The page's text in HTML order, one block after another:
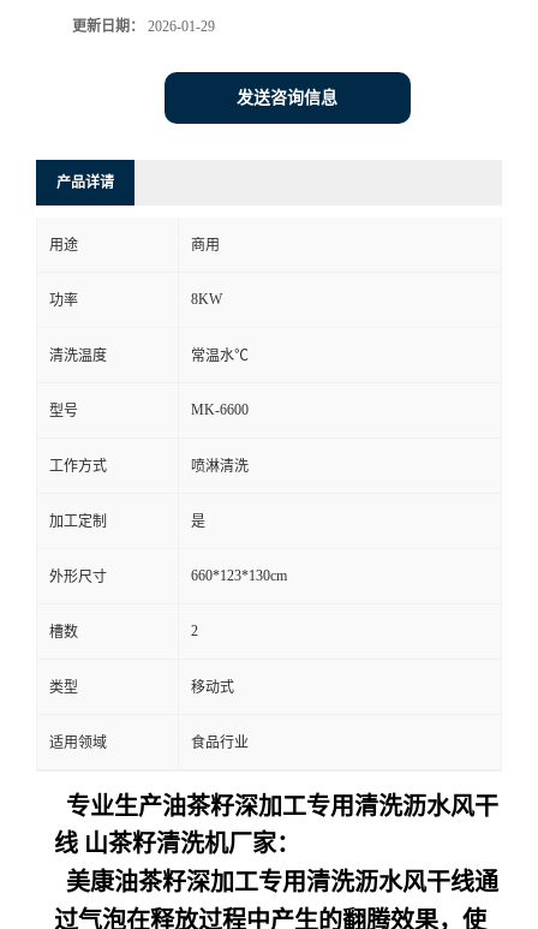
更新日期： 2026-01-29
发送咨询信息
产品详请
用途 商用
功率 8KW
清洗温度 常温水℃
型号 MK-6600
工作方式 喷淋清洗
加工定制 是
外形尺寸 660*123*130cm
槽数 2
类型 移动式
适用领域 食品行业
专业生产油茶籽深加工专用清洗沥水风干
线 山茶籽清洗机厂家：
美康油茶籽深加工专用清洗沥水风干线通
过气泡在释放过程中产生的翻腾效果，使